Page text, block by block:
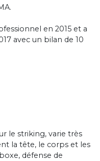
en 2015 et a
avec un bilan de 10
le striking, varie très
la tête, le corps et les
défense de